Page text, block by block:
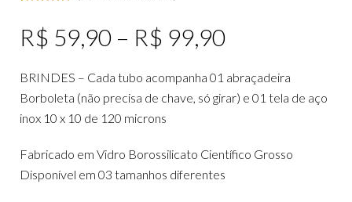
5.00out
of 5
based
customer
R$ 59,90 – R$ 99,90
BRINDES – Cada tubo acompanha 01 abraçadeira
Borboleta (não precisa de chave, só girar) e 01 tela de aço
inox 10 x 10 de 120 microns
Fabricado em Vidro Borossilicato Científico Grosso
Disponível em 03 tamanhos diferentes